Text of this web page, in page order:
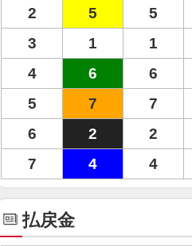
2
5 5
3
1 1
4
6 6
5
7 7
6
2 2
7
4 4
払戻金